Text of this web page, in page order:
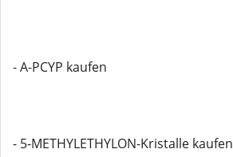
- A-PCYP kaufen
- 5-METHYLETHYLON-Kristalle kaufen